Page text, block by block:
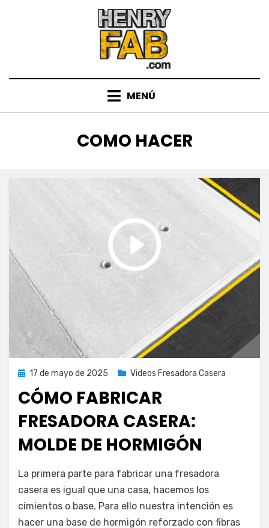
MENÚ
ETIQUETA
:
COMO HACER
Publicada
17 de mayo de 2025 Videos Fresadora Casera
CÓMO FABRICAR
FRESADORA CASERA:
MOLDE DE HORMIGÓN
por
La primera parte para fabricar una fresadora
casera es igual que una casa, hacemos los
cimientos o base. Para ello nuestra intención es
hacer una base de hormigón reforzado con fibras